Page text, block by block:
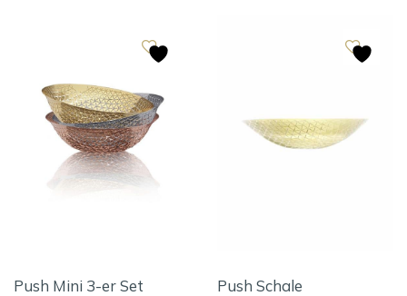
Push Mini 3-er Set Push Schale